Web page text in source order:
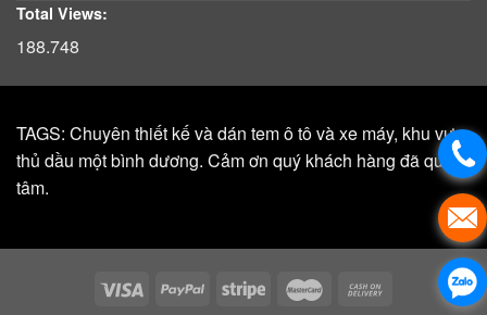
Total Views:
188.748
TAGS: Chuyên thiết kế và dán tem ô tô và xe máy, khu vực,
thủ dầu một bình dương. Cảm ơn quý khách hàng đã quan
tâm.